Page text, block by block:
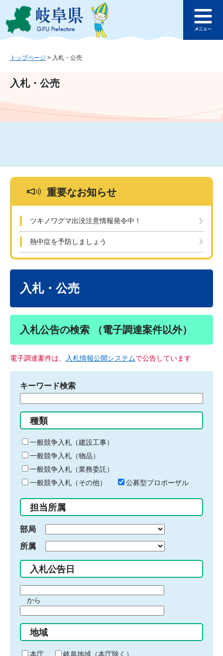
ジ
ュ
文
このページの本文へ
ュ
トップページ > 入札・公売
入札・公売
重要なお知らせ
ツキノワグマ出没注意情報発令中！
熱中症を予防しましょう
入札・公売
入札公告の検索 （電子調達案件以外）
電子調達案件は、 入札情報公開システムで公告しています
キーワード検索
る
キ
ー
ワ
ー
ド
入
力
種類
一般競争入札（建設工事）
一般競争入札（物品）
一般競争入札（業務委託）
一般競争入札（その他）
公募型プロポーザル
担当所属
部局
所属
入札公告日
間
始
り
から
間
終
わ
地域
本庁
岐阜地域（本庁除く）